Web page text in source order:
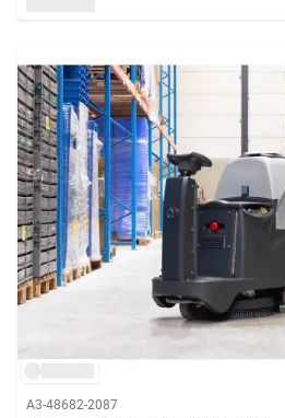
A3-48682-2087